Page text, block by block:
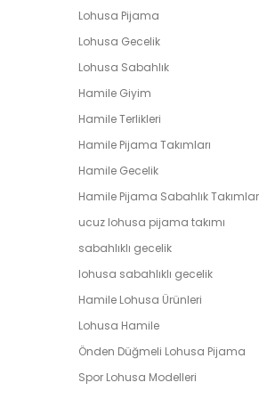
Lohusa Pijama
Lohusa Gecelik
Lohusa Sabahlık
Hamile Giyim
Hamile Terlikleri
Hamile Pijama Takımları
Hamile Gecelik
Hamile Pijama Sabahlık
ucuz lohusa pijama takımı
sabahlıklı gecelik
lohusa sabahlıklı gecelik
Hamile Lohusa Ürünleri
Lohusa Hamile
Önden Düğmeli Lohusa Pijama
Spor Lohusa Modelleri